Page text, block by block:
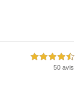
4,5 étoiles sur 5
50 avis